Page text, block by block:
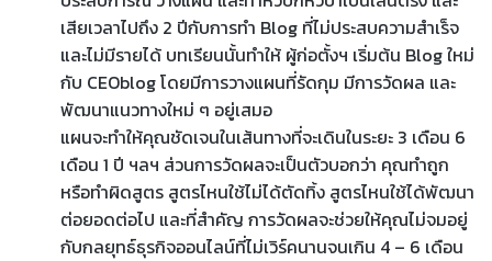
เสียเวลาไปถึง 2 ปีกับการทำ Blog ที่ไม่ประสบความสำเร็จ
และไม่มีรายได้ บทเรียนนั้นทำให้ ผู้ก่อตั้งฯ เริ่มต้น Blog ใหม่
กับ CEOblog โดยมีการวางแผนที่รัดกุม มีการวัดผล และ
พัฒนาแนวทางใหม่ ๆ อยู่เสมอ
แผนจะทำให้คุณชัดเจนในเส้นทางที่จะเดินในระยะ 3 เดือน 6
เดือน 1 ปี ฯลฯ ส่วนการวัดผลจะเป็นตัวบอกว่า คุณทำถูก
หรือทำผิดสูตร สูตรไหนใช้ไม่ได้ตัดทิ้ง สูตรไหนใช้ได้พัฒนา
ต่อยอดต่อไป และที่สำคัญ การวัดผลจะช่วยให้คุณไม่จมอยู่
กับกลยุทธ์ธุรกิจออนไลน์ที่ไม่เวิร์คนานจนเกิน 4 – 6 เดือน